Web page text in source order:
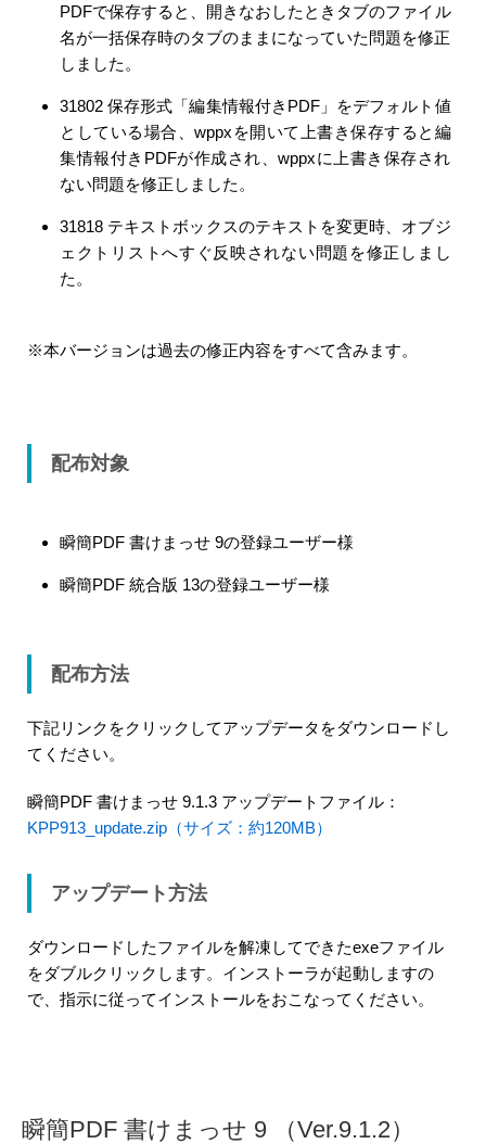
PDFで保存すると、開きなおしたときタブのファイル
名が一括保存時のタブのままになっていた問題を修正
しました。
31802 保存形式「編集情報付きPDF」をデフォルト値
としている場合、wppxを開いて上書き保存すると編
集情報付きPDFが作成され、wppxに上書き保存され
ない問題を修正しました。
31818 テキストボックスのテキストを変更時、オブジ
ェクトリストへすぐ反映されない問題を修正しまし
た。
※本バージョンは過去の修正内容をすべて含みます。
配布対象
瞬簡PDF 書けまっせ 9の登録ユーザー様
瞬簡PDF 統合版 13の登録ユーザー様
配布方法
下記リンクをクリックしてアップデータをダウンロードし
てください。
瞬簡PDF 書けまっせ 9.1.3 アップデートファイル：
KPP913_update.zip（サイズ：約120MB）
アップデート方法
ダウンロードしたファイルを解凍してできたexeファイル
をダブルクリックします。インストーラが起動しますの
で、指示に従ってインストールをおこなってください。
瞬簡PDF 書けまっせ 9 （Ver.9.1.2）